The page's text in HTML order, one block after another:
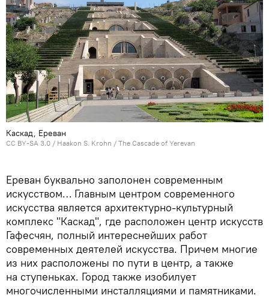
Каскад, Ереван
CC BY-SA 3.0 / Haakon S. Krohn / The Cascade of Yerevan
Ереван буквально заполонен современным
искусством… Главным центром современного
искусства является архитектурно-культурный
комплекс "Каскад", где расположен центр искусств
Гафесчян, полный интереснейших работ
современных деятелей искусства. Причем многие
из них расположены по пути в центр, а также
на ступеньках. Город также изобилует
многочисленными инсталляциями и памятниками.